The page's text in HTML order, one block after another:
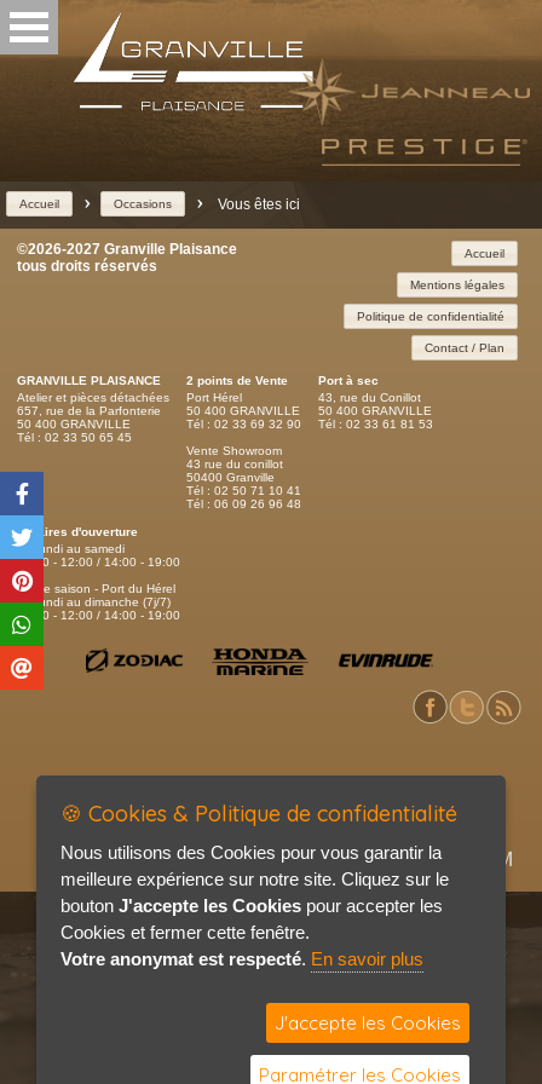
Accueil > Occasions > Vous êtes ici
©2026-2027 Granville Plaisance
tous droits réservés
Accueil
Mentions légales
Politique de confidentialité
Contact / Plan
GRANVILLE PLAISANCE
Atelier et pièces détachées
657, rue de la Parfonterie
50 400 GRANVILLE
Tél : 02 33 50 65 45
2 points de Vente
Port Hérel
50 400 GRANVILLE
Tél : 02 33 69 32 90
Vente Showroom
43 rue du conillot
50400 Granville
Tél : 02 50 71 10 41
Tél : 06 09 26 96 48
Port à sec
43, rue du Conillot
50 400 GRANVILLE
Tél : 02 33 61 81 53
Horaires d'ouverture
Du lundi au samedi
09:00 - 12:00 / 14:00 - 19:00
Haute saison - Port du Hérel
Du lundi au dimanche (7j/7)
09:00 - 12:00 / 14:00 - 19:00
🍪 Cookies & Politique de confidentialité
Nous utilisons des Cookies pour vous garantir la
meilleure expérience sur notre site. Cliquez sur le
bouton J'accepte les Cookies pour accepter les
Cookies et fermer cette fenêtre.
Votre anonymat est respecté. En savoir plus
J'accepte les Cookies
Paramétrer les Cookies